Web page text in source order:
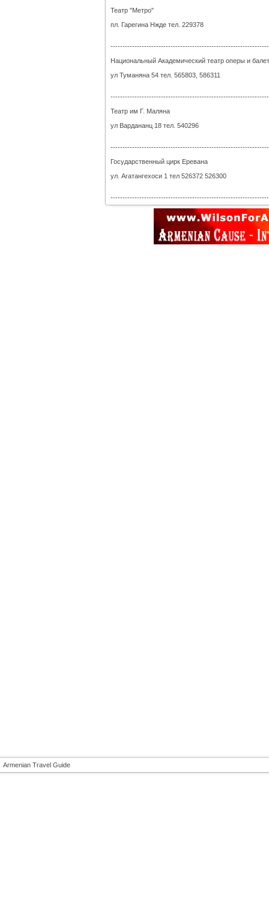
Театр "Метро"
пл. Гарегина Нжде тел. 229378
Национальный Академический театр оперы и
ул Туманяна 54 тел. 565803, 586311
Театр им Г. Маляна
ул Вардананц 18 тел. 540296
Государственный цирк Еревана
ул. Агатангехоси 1 тел 526372 526300
Armenian Travel Guide